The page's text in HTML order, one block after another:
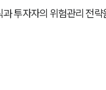
투자자의 위험관리 전